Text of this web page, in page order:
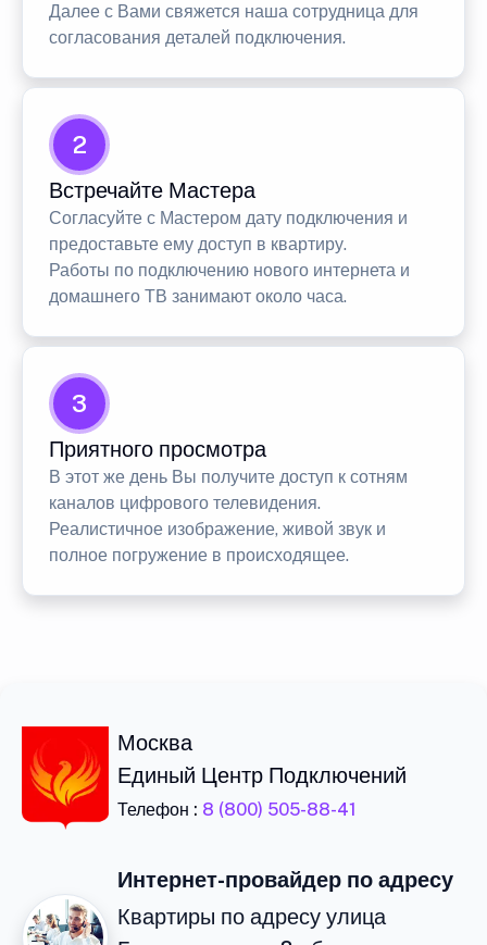
Далее с Вами свяжется наша сотрудница для
согласования деталей подключения.
2
Встречайте Мастера
Согласуйте с Мастером дату подключения и
предоставьте ему доступ в квартиру.
Работы по подключению нового интернета и
домашнего ТВ занимают около часа.
3
Приятного просмотра
В этот же день Вы получите доступ к сотням
каналов цифрового телевидения.
Реалистичное изображение, живой звук и
полное погружение в происходящее.
Москва
Единый Центр Подключений
Телефон : 8 (800) 505-88-41
Интернет-провайдер по адресу
Квартиры по адресу улица